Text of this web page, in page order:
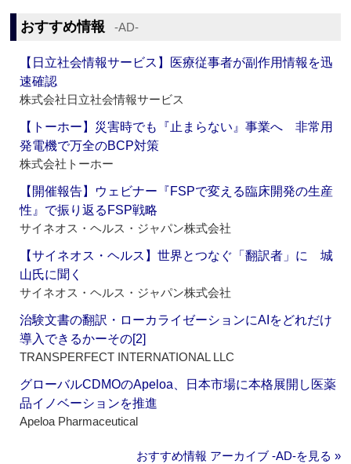
おすすめ情報 ‐AD‐
【日立社会情報サービス】医療従事者が副作用情報を迅
速確認
株式会社日立社会情報サービス
【トーホー】災害時でも『止まらない』事業へ 非常用
発電機で万全のBCP対策
株式会社トーホー
【開催報告】ウェビナー『FSPで変える臨床開発の生産
性』で振り返るFSP戦略
サイネオス・ヘルス・ジャパン株式会社
【サイネオス・ヘルス】世界とつなぐ「翻訳者」に 城
山氏に聞く
サイネオス・ヘルス・ジャパン株式会社
治験文書の翻訳・ローカライゼーションにAIをどれだけ
導入できるかーその[2]
TRANSPERFECT INTERNATIONAL LLC
グローバルCDMOのApeloa、日本市場に本格展開し医薬
品イノベーションを推進
Apeloa Pharmaceutical
おすすめ情報 アーカイブ ‐AD‐を見る »